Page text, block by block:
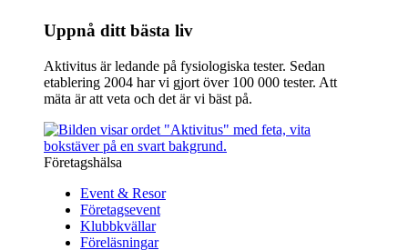
Uppnå ditt bästa liv
Aktivitus är ledande på fysiologiska tester. Sedan
etablering 2004 har vi gjort över 100 000 tester. Att
mäta är att veta och det är vi bäst på.
Företagshälsa
Event & Resor
Företagsevent
Klubbkvällar
Föreläsningar